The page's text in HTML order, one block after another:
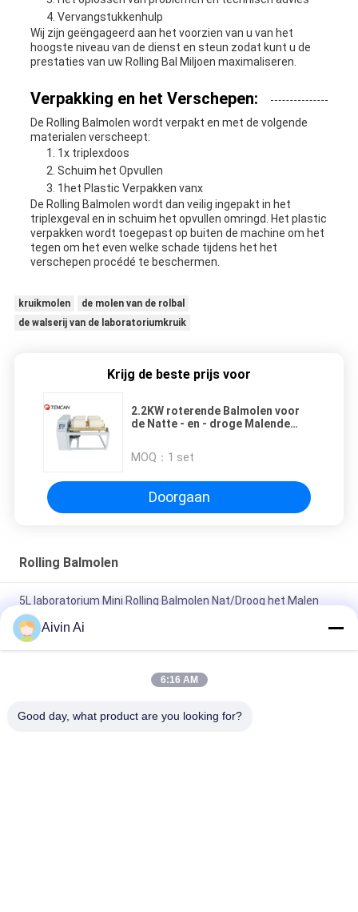
Vervangstukkenhulp
Wij zijn geëngageerd aan het voorzien van u van het
hoogste niveau van de dienst en steun zodat kunt u de
prestaties van uw Rolling Bal Miljoen maximaliseren.
Verpakking en het Verschepen:
De Rolling Balmolen wordt verpakt en met de volgende
materialen verscheept:
1x triplexdoos
Schuim het Opvullen
1 het Plastic Verpakken vanx
De Rolling Balmolen wordt dan veilig ingepakt in het
triplexgeval en in schuim het opvullen omringd. Het plastic
verpakken wordt toegepast op buiten de machine om het
tegen om het even welke schade tijdens het het
verschepen procédé te beschermen.
kruikmolen
de molen van de rolbal
de walserij van de laboratoriumkruik
Krijg de beste prijs voor
2.2KW roterende Balmolen voor
de Natte - en - droge Malende
MOQ： 1 set
Doorgaan
Rolling Balmolen
5L laboratorium Mini Rolling Balmolen Nat/Droog het Malen
Gebruik met Eenvormig Outputpoeder
De Balmolen van het laboratorium1*5l Broodje, Walserij van de
het Laboratoriumkruik van het Micronpoeder de Malende
Ononderbroken Malen/het Zeven van 30 - 2000L
Aivin Ai
6:16 AM
Good day, what product are you looking for?